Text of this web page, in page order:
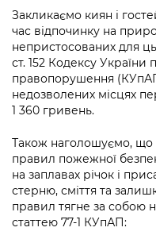
Графік роботи та
Вакансії
Статистика
Регуляторна
Промисловість і
Підприємства,
Культура, спорт,
Бізнес та
Фінанси та бюджет
Безпека та
Ритуальні послуги
Іноземцям / For
Пам'ятки
Петиції
Відкритий бюджет
Контактний центр
Допомога
Рада з питань
осіб при Київській
адміністрації
«Ініціатива
Нормативна база
Питання і відповіді
інформацію
Порядок
Звіти про
публічну
Інформація для
Accreditation
Подати
Submitting a media
Зйомки в лікарнях
стану / Rules for
Контакти для
media
Закликаємо киян і
час відпочинку на
непристосованих для
ст. 152 Кодексу України
правопорушення
недозволених місцях
1 360 гривень.
Також наголошуємо, що
правил пожежної
на заплавах річок і
стерню, сміття та
правил тягне за собою
статтею 77-1 КУпАП: